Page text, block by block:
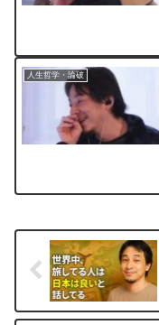
人生哲学・論破